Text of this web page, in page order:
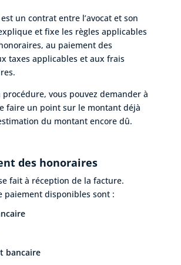
un contrat entre l’avocat et son
et fixe les règles applicables
au paiement des
taxes applicables et aux frais
procédure, vous pouvez demander à
faire un point sur le montant déjà
du montant encore dû.
des honoraires
fait à réception de la facture.
paiement disponibles sont :
bancaire